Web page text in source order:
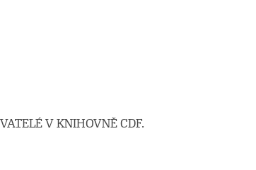
V KNIHOVNĚ CDF.